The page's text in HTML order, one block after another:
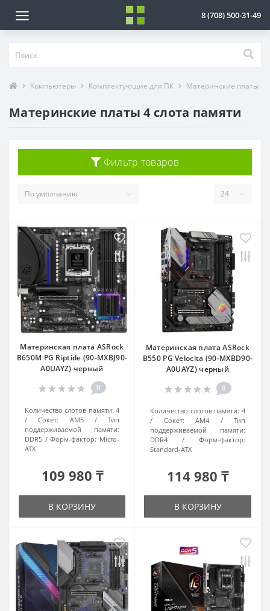
8 (708) 500-31-49
Компьютеры Комплектующие для ПК Материнские платы
Материнские платы 4 слота памяти
Фильтр товаров
Материнская плата ASRock
B650M PG Riptide (90-MXBJ90-
A0UAYZ) черный
0
Количество слотов памяти: 4
Сокет:
AM5
Тип
поддерживаемой памяти:
DDR5
Форм-фактор: Micro-
ATX
109 980 ₸
В КОРЗИНУ
Материнская плата ASRock
B550 PG Velocita (90-MXBD90-
A0UAYZ) черный
0
Количество слотов памяти: 4
Сокет:
AM4
Тип
поддерживаемой памяти:
DDR4
Форм-фактор:
Standard-ATX
114 980 ₸
В КОРЗИНУ